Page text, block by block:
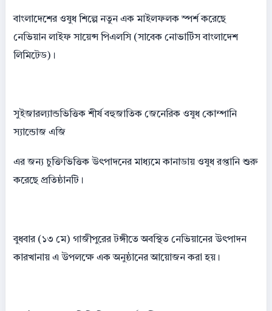
বাংলাদেশের ওষুধ শিল্পে নতুন এক মাইলফলক স্পর্শ করেছে
নেভিয়ান লাইফ সায়েন্স পিএলসি (সাবেক নোভার্টিস বাংলাদেশ
লিমিটেড)।
সুইজারল্যান্ডভিত্তিক শীর্ষ বহুজাতিক জেনেরিক ওষুধ কোম্পানি
স্যান্ডোজ এজি
এর জন্য চুক্তিভিত্তিক উৎপাদনের মাধ্যমে কানাডায় ওষুধ রপ্তানি শুরু
করেছে প্রতিষ্ঠানটি।
বুধবার (১৩ মে) গাজীপুরের টঙ্গীতে অবস্থিত নেভিয়ানের উৎপাদন
কারখানায় এ উপলক্ষে এক অনুষ্ঠানের আয়োজন করা হয়।